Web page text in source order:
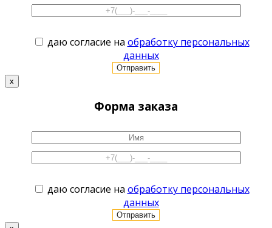
даю согласие на обработку персональных
данных
x
Форма заказа
даю согласие на обработку персональных
данных